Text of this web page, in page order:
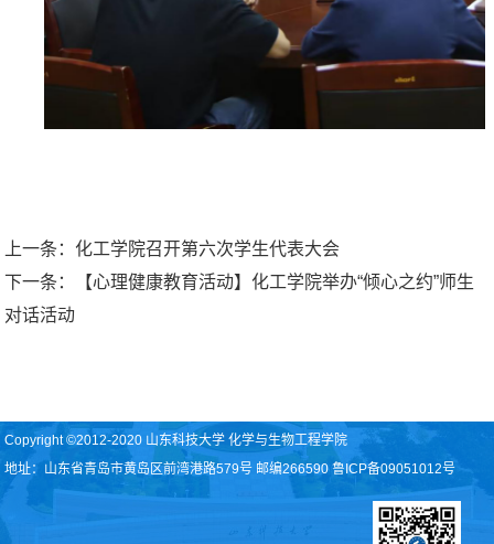
上一条： 化工学院召开第六次学生代表大会
下一条：
【心理健康教育活动】化工学院举办“倾心之约”师生
对话活动
Copyright ©2012-2020 山东科技大学 化学与生物工程学院
地址：山东省青岛市黄岛区前湾港路579号 邮编266590 鲁ICP备09051012号